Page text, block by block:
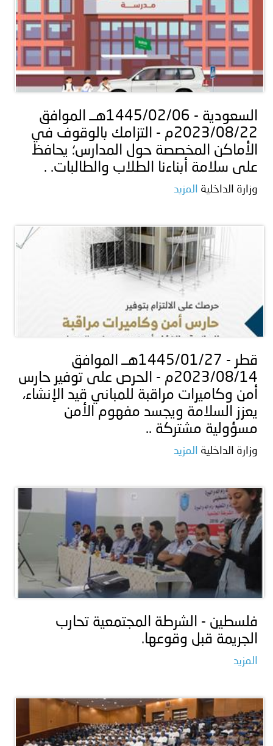
السعودية - 1445/02/06هــ الموافق
2023/08/22م - التزامك بالوقوف في
الأماكن المخصصة حول المدارس؛ يحافظ
على سلامة أبناءنا الطلاب والطالبات. .
وزارة الداخلية المزيد
قطر - 1445/01/27هــ الموافق
2023/08/14م - الحرص على توفير حارس
أمن وكاميرات مراقبة للمباني قيد الإنشاء،
يعزز السلامة ويجسد مفهوم الأمن
مسؤولية مشتركة ..
وزارة الداخلية المزيد
فلسطين - الشرطة المجتمعية تحارب
الجريمة قبل وقوعها.
المزيد